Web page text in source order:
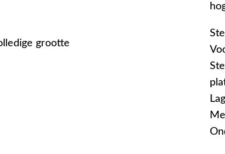
grootte